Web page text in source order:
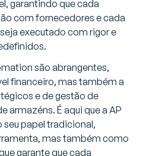
garantindo que cada
com fornecedores e cada
executado com rigor e
são abrangentes,
financeiro, mas também a
e de gestão de
armazéns. É aqui que a AP
papel tradicional,
mas também como
garante que cada